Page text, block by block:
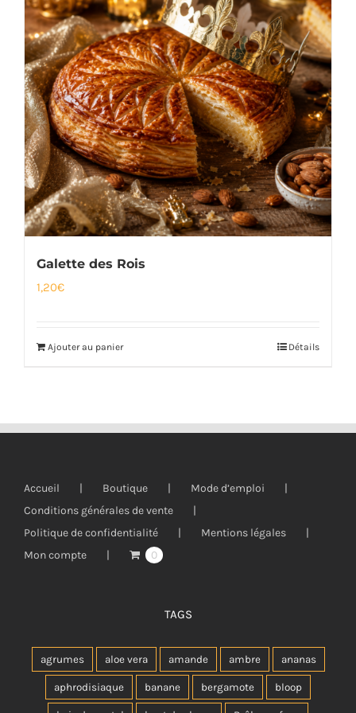
Galette des Rois
1,20€
Ajouter au panier Détails
Accueil Boutique
Mode d’emploi
Conditions générales de vente
Politique de confidentialité
Mentions légales
Mon compte
0
TAGS
agrumes aloe vera amande ambre ananas
aphrodisiaque banane bergamote bloop